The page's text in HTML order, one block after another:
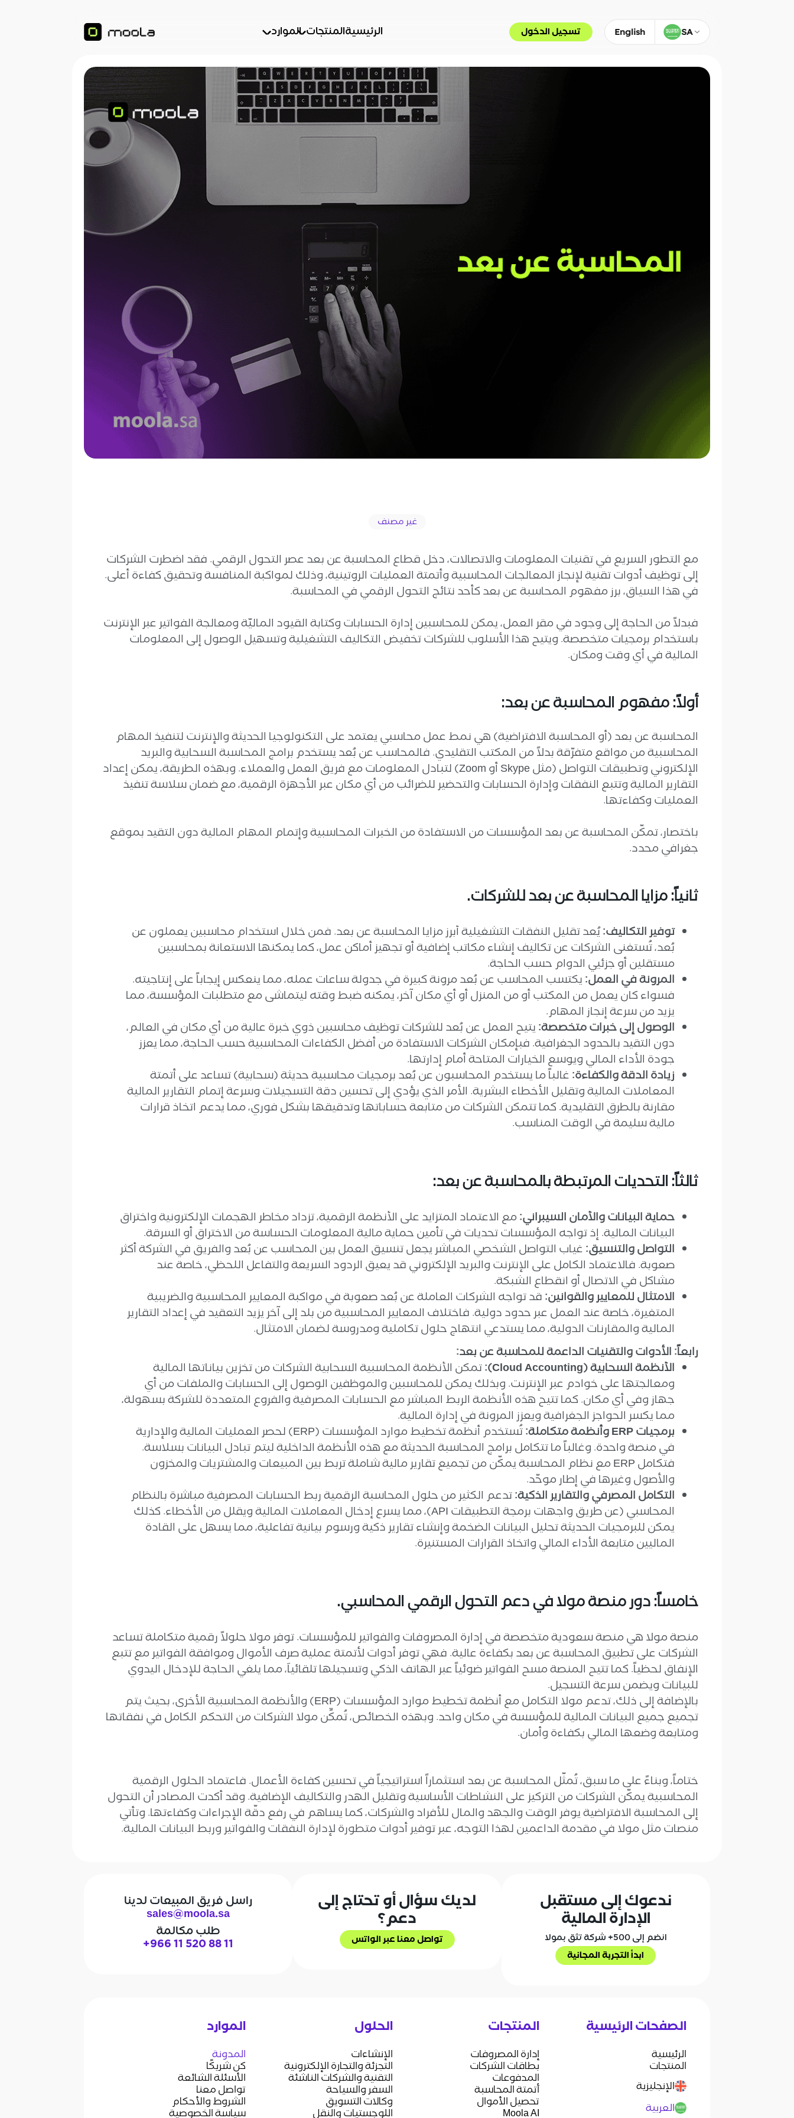
الرئيسيةالمنتجات الموارد SA
English تسجيل الدخول
تسجيل الدخول
غير مصنف
مع التطور السريع في تقنيات المعلومات والاتصالات، دخل قطاع المحاسبة عن بعد عصر التحول الرقمي. فقد اضطرت الشركات
إلى توظيف أدوات تقنية لإنجاز المعالجات المحاسبية وأتمتة العمليات الروتينية، وذلك لمواكبة المنافسة وتحقيق كفاءة أعلى.
في هذا السياق، برز مفهوم المحاسبة عن بعد كأحد نتائج التحول الرقمي في المحاسبة.
فبدلاً من الحاجة إلى وجود في مقر العمل، يمكن للمحاسبين إدارة الحسابات وكتابة القيود الماليّة ومعالجة الفواتير عبر الإنترنت
باستخدام برمجيات متخصصة. ويتيح هذا الأسلوب للشركات تخفيض التكاليف التشغيلية وتسهيل الوصول إلى المعلومات
المالية في أي وقت ومكان.
أولاً: مفهوم المحاسبة عن بعد:
المحاسبة عن بعد (أو المحاسبة الافتراضية) هي نمط عمل محاسبي يعتمد على التكنولوجيا الحديثة والإنترنت لتنفيذ المهام
المحاسبية من مواقع متفرّقة بدلاً من المكتب التقليدي. فالمحاسب عن بُعد يستخدم برامج المحاسبة السحابية والبريد
الإلكتروني وتطبيقات التواصل (مثل Skype أو Zoom) لتبادل المعلومات مع فريق العمل والعملاء. وبهذه الطريقة، يمكن إعداد
التقارير المالية وتتبع النفقات وإدارة الحسابات والتحضير للضرائب من أي مكان عبر الأجهزة الرقمية، مع ضمان سلاسة تنفيذ
العمليات وكفاءتها.
باختصار، تمكّن المحاسبة عن بعد المؤسسات من الاستفادة من الخبرات المحاسبية وإتمام المهام المالية دون التقيد بموقع
جغرافي محدد.
ثانياً: مزايا المحاسبة عن بعد للشركات.
توفير التكاليف:يُعد تقليل النفقات التشغيلية أبرز مزايا المحاسبة عن بعد. فمن خلال استخدام محاسبين يعملون عن
بُعد، تُستغنى الشركات عن تكاليف إنشاء مكاتب إضافية أو تجهيز أماكن عمل، كما يمكنها الاستعانة بمحاسبين
مستقلين أو جزئيي الدوام حسب الحاجة.
المرونة في العمل:يكتسب المحاسب عن بُعد مرونة كبيرة في جدولة ساعات عمله، مما ينعكس إيجاباً على إنتاجيته.
فسواء كان يعمل من المكتب أو من المنزل أو أي مكان آخر، يمكنه ضبط وقته ليتماشى مع متطلبات المؤسسة، مما
يزيد من سرعة إنجاز المهام.
الوصول إلى خبرات متخصصة:يتيح العمل عن بُعد للشركات توظيف محاسبين ذوي خبرة عالية من أي مكان في العالم،
دون التقيد بالحدود الجغرافية. فبإمكان الشركات الاستفادة من أفضل الكفاءات المحاسبية حسب الحاجة، مما يعزز
جودة الأداء المالي ويوسع الخيارات المتاحة أمام إدارتها.
زيادة الدقة والكفاءة:غالباً ما يستخدم المحاسبون عن بُعد برمجيات محاسبية حديثة (سحابية) تساعد على أتمتة
المعاملات المالية وتقليل الأخطاء البشرية. الأمر الذي يؤدي إلى تحسين دقة التسجيلات وسرعة إتمام التقارير المالية
مقارنة بالطرق التقليدية. كما تتمكن الشركات من متابعة حساباتها وتدقيقها بشكل فوري، مما يدعم اتخاذ قرارات
مالية سليمة في الوقت المناسب.
ثالثاً: التحديات المرتبطة بالمحاسبة عن بعد:
حماية البيانات والأمان السيبراني:مع الاعتماد المتزايد على الأنظمة الرقمية، تزداد مخاطر الهجمات الإلكترونية واختراق
البيانات المالية. إذ تواجه المؤسسات تحديات في تأمين حماية مالية المعلومات الحساسة من الاختراق أو السرقة.
التواصل والتنسيق:غياب التواصل الشخصي المباشر يجعل تنسيق العمل بين المحاسب عن بُعد والفريق في الشركة أكثر
صعوبة. فالاعتماد الكامل على الإنترنت والبريد الإلكتروني قد يعيق الردود السريعة والتفاعل اللحظي، خاصة عند
مشاكل في الاتصال أو انقطاع الشبكة.
الامتثال للمعايير والقوانين:قد تواجه الشركات العاملة عن بُعد صعوبة في مواكبة المعايير المحاسبية والضريبية
المتغيرة، خاصة عند العمل عبر حدود دولية. فاختلاف المعايير المحاسبية من بلد إلى آخر يزيد التعقيد في إعداد التقارير
المالية والمقارنات الدولية، مما يستدعي انتهاج حلول تكاملية ومدروسة لضمان الامتثال.
رابعاً: الأدوات والتقنيات الداعمة للمحاسبة عن بعد:
الأنظمة السحابية (Cloud Accounting): تمكّن الأنظمة المحاسبية السحابية الشركات من تخزين بياناتها المالية
ومعالجتها على خوادم عبر الإنترنت. وبذلك يمكن للمحاسبين والموظفين الوصول إلى الحسابات والملفات من أي
جهاز وفي أي مكان. كما تتيح هذه الأنظمة الربط المباشر مع الحسابات المصرفية والفروع المتعددة للشركة بسهولة،
مما يكسر الحواجز الجغرافية ويعزز المرونة في إدارة المالية.
برمجيات ERP وأنظمة متكاملة: تُستخدم أنظمة تخطيط موارد المؤسسات (ERP) لحصر العمليات المالية والإدارية
في منصة واحدة. وغالباً ما تتكامل برامج المحاسبة الحديثة مع هذه الأنظمة الداخلية ليتم تبادل البيانات بسلاسة.
فتكامل ERP مع نظام المحاسبة يمكّن من تجميع تقارير مالية شاملة تربط بين المبيعات والمشتريات والمخزون
والأصول وغيرها في إطار موحّد.
التكامل المصرفي والتقارير الذكية:تدعم الكثير من حلول المحاسبة الرقمية ربط الحسابات المصرفية مباشرة بالنظام
المحاسبي (عن طريق واجهات برمجة التطبيقات API)، مما يسرع إدخال المعاملات المالية ويقلل من الأخطاء. كذلك
يمكن للبرمجيات الحديثة تحليل البيانات الضخمة وإنشاء تقارير ذكية ورسوم بيانية تفاعلية، مما يسهل على القادة
الماليين متابعة الأداء المالي واتخاذ القرارات المستنيرة.
خامساً: دور منصة مولا في دعم التحول الرقمي المحاسبي.
منصة مولا هي منصة سعودية متخصصة في إدارة المصروفات والفواتير للمؤسسات. توفر مولا حلولاً رقمية متكاملة تساعد
الشركات على تطبيق المحاسبة عن بعد بكفاءة عالية. فهي توفر أدوات لأتمتة عملية صرف الأموال وموافقة الفواتير مع تتبع
الإنفاق لحظياً. كما تتيح المنصة مسح الفواتير ضوئياً عبر الهاتف الذكي وتسجيلها تلقائياَ، مما يلغي الحاجة للإدخال اليدوي
للبيانات ويضمن سرعة التسجيل.
بالإضافة إلى ذلك، تدعم مولا التكامل مع أنظمة تخطيط موارد المؤسسات (ERP) والأنظمة المحاسبية الأخرى، بحيث يتم
تجميع جميع البيانات المالية للمؤسسة في مكان واحد. وبهذه الخصائص، تُمكِّن مولا الشركات من التحكم الكامل في نفقاتها
ومتابعة وضعها المالي بكفاءة وأمان.
ختاماً، وبناءً على ما سبق، تُمثّل المحاسبة عن بعد استثماراً استراتيجياً في تحسين كفاءة الأعمال. فاعتماد الحلول الرقمية
المحاسبية يمكّن الشركات من التركيز على النشاطات الأساسية وتقليل الهدر والتكاليف الإضافية. وقد أكدت المصادر أن التحول
إلى المحاسبة الافتراضية يوفر الوقت والجهد والمال للأفراد والشركات، كما يساهم في رفع دقّة الإجراءات وكفاءتها. وتأتي
منصات مثل مولا في مقدمة الداعمين لهذا التوجه، عبر توفير أدوات متطورة لإدارة النفقات والفواتير وربط البيانات المالية.
ندعوك إلى مستقبل
الإدارة المالية
انضم إلى 500+ شركة تثق بمولا
ابدأ التجربة المجانية
لديك سؤال أو تحتاج إلى
دعم؟
تواصل معنا عبر الواتس
راسل فريق المبيعات لدينا
sales@moola.sa
طلب مكالمة
+966 11 520 88 11
الصفحات الرئيسية
الرئيسية
المنتجات
الإنجليزية
العربية
المنتجات
إدارة المصروفات
بطاقات الشركات
المدفوعات
أتمتة المحاسبة
تحصيل الأموال
الحلول
الإنشاءات
التجزئة والتجارة الإلكترونية
التقنية والشركات الناشئة
السفر والسياحة
وكالات التسويق
الموارد
المدونة
كن شريكًا
الأسئلة الشائعة
تواصل معنا
الشروط والأحكام